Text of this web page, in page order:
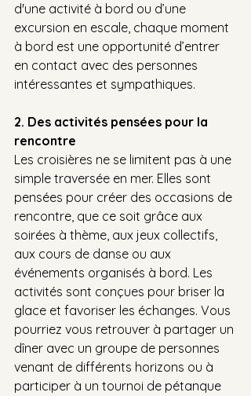
d'une activité à bord ou d’une
excursion en escale, chaque moment
à bord est une opportunité d’entrer
en contact avec des personnes
intéressantes et sympathiques.
2. Des activités pensées pour la
rencontre
Les croisières ne se limitent pas à une
simple traversée en mer. Elles sont
pensées pour créer des occasions de
rencontre, que ce soit grâce aux
soirées à thème, aux jeux collectifs,
aux cours de danse ou aux
événements organisés à bord. Les
activités sont conçues pour briser la
glace et favoriser les échanges. Vous
pourriez vous retrouver à partager un
dîner avec un groupe de personnes
venant de différents horizons ou à
participer à un tournoi de pétanque